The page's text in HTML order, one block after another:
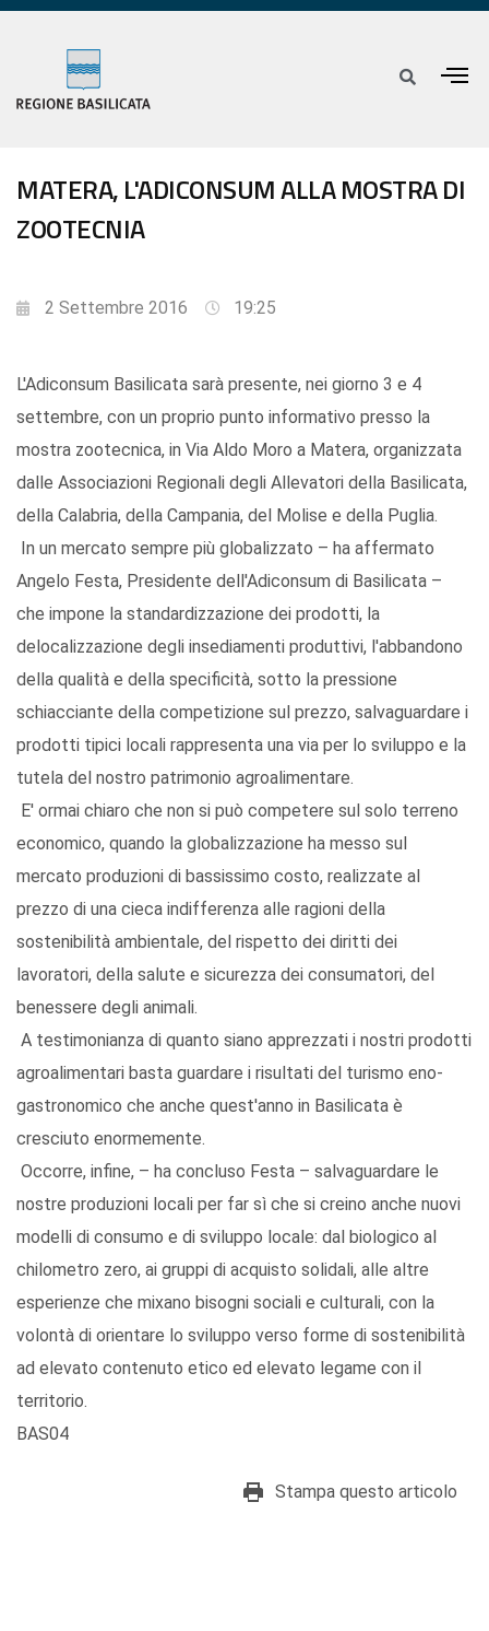
MATERA, L'ADICONSUM ALLA MOSTRA DI
ZOOTECNIA
2 Settembre 2016 19:25
L'Adiconsum Basilicata sarà presente, nei giorno 3 e 4
settembre, con un proprio punto informativo presso la
mostra zootecnica, in Via Aldo Moro a Matera, organizzata
dalle Associazioni Regionali degli Allevatori della Basilicata,
della Calabria, della Campania, del Molise e della Puglia.
In un mercato sempre più globalizzato – ha affermato
Angelo Festa, Presidente dell'Adiconsum di Basilicata –
che impone la standardizzazione dei prodotti, la
delocalizzazione degli insediamenti produttivi, l'abbandono
della qualità e della specificità, sotto la pressione
schiacciante della competizione sul prezzo, salvaguardare i
prodotti tipici locali rappresenta una via per lo sviluppo e la
tutela del nostro patrimonio agroalimentare.
E' ormai chiaro che non si può competere sul solo terreno
economico, quando la globalizzazione ha messo sul
mercato produzioni di bassissimo costo, realizzate al
prezzo di una cieca indifferenza alle ragioni della
sostenibilità ambientale, del rispetto dei diritti dei
lavoratori, della salute e sicurezza dei consumatori, del
benessere degli animali.
A testimonianza di quanto siano apprezzati i nostri prodotti
agroalimentari basta guardare i risultati del turismo eno-
gastronomico che anche quest'anno in Basilicata è
cresciuto enormemente.
Occorre, infine, – ha concluso Festa – salvaguardare le
nostre produzioni locali per far sì che si creino anche nuovi
modelli di consumo e di sviluppo locale: dal biologico al
chilometro zero, ai gruppi di acquisto solidali, alle altre
esperienze che mixano bisogni sociali e culturali, con la
volontà di orientare lo sviluppo verso forme di sostenibilità
ad elevato contenuto etico ed elevato legame con il
territorio.
BAS04
Stampa questo articolo